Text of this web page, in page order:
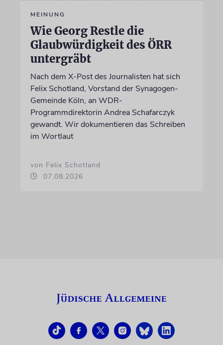
MEINUNG
Wie Georg Restle die
Glaubwürdigkeit des ÖRR
untergräbt
Nach dem X-Post des Journalisten hat sich
Felix Schotland, Vorstand der Synagogen-
Gemeinde Köln, an WDR-
Programmdirektorin Andrea Schafarczyk
gewandt. Wir dokumentieren das Schreiben
im Wortlaut
von Felix Schotland
07.08.2026